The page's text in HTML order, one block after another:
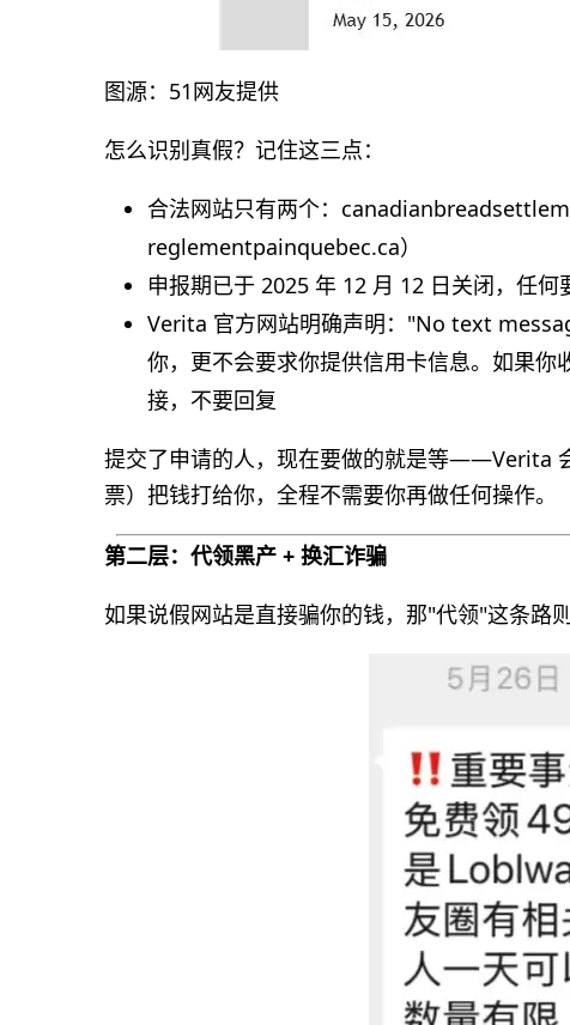
图源：51网友提供
怎么识别真假？记住这三点：
合法网站只有两个：
reglementpainquebec.ca）
申报期已于 2025 年 12 月 12 日关闭，任
Verita 官方网站明确声明："No text
你，更不会要求你提供信用卡信息。如果
接，不要回复
提交了申请的人，现在要做的就是等——Verita
票）把钱打给你，全程不需要你再做任何操作。
第二层：代领黑产 + 换汇诈骗
如果说假网站是直接骗你的钱，那"代领"这条路